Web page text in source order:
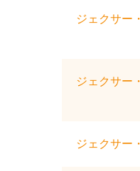
ジェクサー
ジェクサー
ジェクサー